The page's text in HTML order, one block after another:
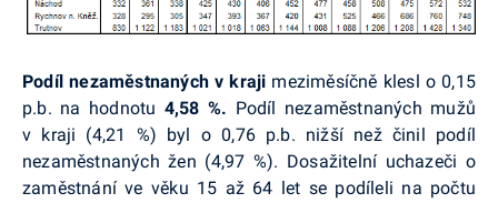
Podíl nezaměstnaných v kraji meziměsíčně klesl o 0,15
p.b. na hodnotu 4,58 %. Podíl nezaměstnaných mužů
v kraji (4,21 %) byl o 0,76 p.b. nižšínež činil podíl
nezaměstnaných žen (4,97 %). Dosažitelní uchazeči o
zaměstnání ve věku 15 až 64 let se podíleli na počtu